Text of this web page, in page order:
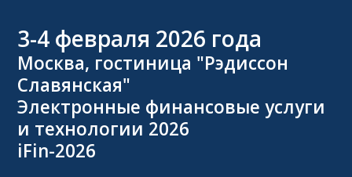
3-4 февраля 2026 года
Москва, гостиница "Рэдиссон
Славянская"
Электронные финансовые услуги
и технологии 2026
iFin-2026